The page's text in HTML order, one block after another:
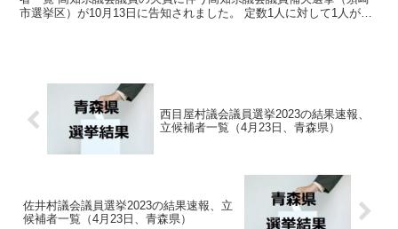
市選挙区）が10月13日に告知されました。 定数1人に対して1人が立
西目屋村議会議員選挙2023の結果速報、
立候補者一覧（4月23日、青森県）
佐井村議会議員選挙2023の結果速報、立
候補者一覧（4月23日、青森県）